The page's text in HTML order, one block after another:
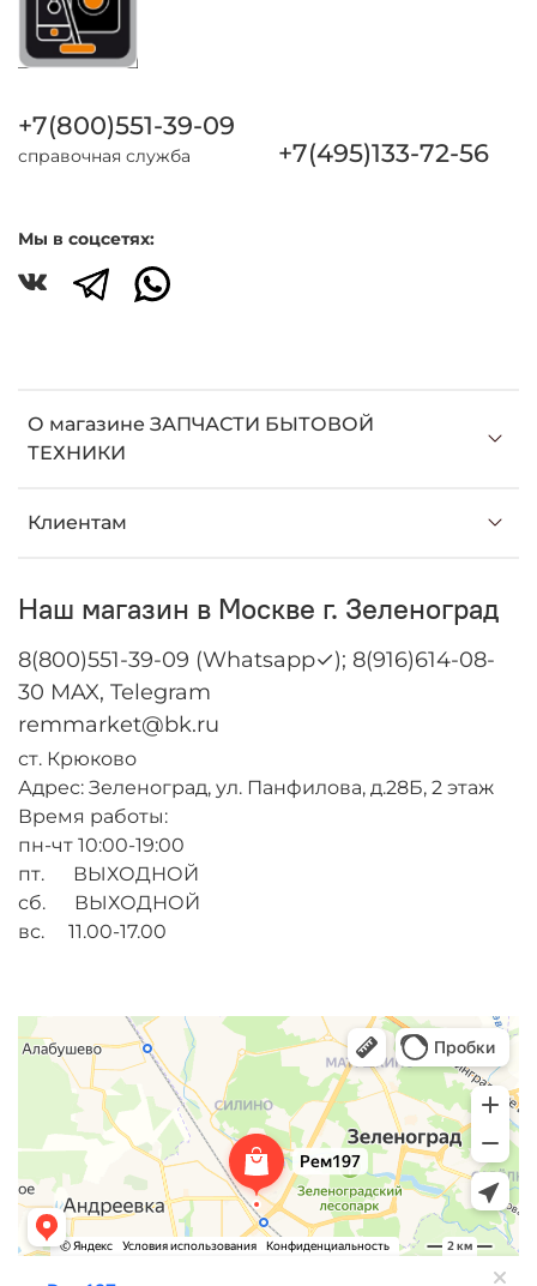
О магазине ЗАПЧАСТИ БЫТОВОЙ
ТЕХНИКИ
Клиентам
+7(800)551-39-09
справочная служба +7(495)133-72-56
Мы в соцсетях:
Наш магазин в Москве г. Зеленоград
8(800)551-39-09 (Whatsapp✓); 8(916)614-08-
30 MAX, Telegram
remmarket@bk.ru
ст. Крюково
Адрес: Зеленоград, ул. Панфилова, д.28Б, 2 этаж
Время работы:
пн-чт 10:00-19:00
пт. ВЫХОДНОЙ
сб. ВЫХОДНОЙ
вс. 11.00-17.00